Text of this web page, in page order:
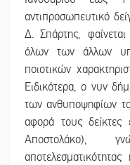
αντιπροσωπευτικό
Δ. Σπάρτης,
όλων των άλλων
ποιοτικών
Ειδικότερα, ο νυν
των ανθυποψηφίων
αφορά τους δείκτες
Αποστολάκο),